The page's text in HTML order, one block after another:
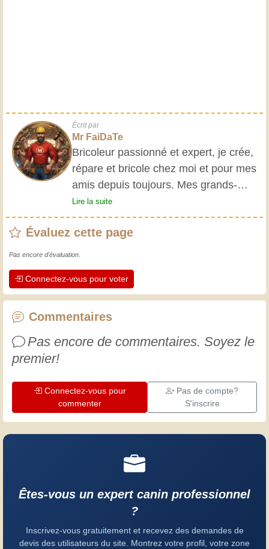
Écrit par
Mr FaiDaTe
Bricoleur passionné et expert, je crée,
répare et bricole chez moi et pour mes
amis depuis toujours. Mes grands-
parents m'ont initié très jeune, et
depuis, j'ai acquis une riche expérience.
L'expérience est essentielle ! Elle nous
professionnels. Apprenons ensemble ;
chaque jour est une occasion de
progresser. Amusez-vous bien !
Lire la suite
Évaluez cette page
Pas encore d'évaluation.
Connectez-vous pour voter
Commentaires
Pas encore de commentaires. Soyez le
premier!
Connectez-vous pour
commenter
Pas de compte?
S'inscrire
Êtes-vous un expert canin professionnel
?
Inscrivez-vous gratuitement et recevez des demandes de
devis des utilisateurs du site. Montrez votre profil, votre zone